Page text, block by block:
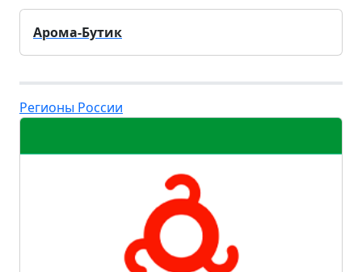
Арома-Бутик
Регионы России